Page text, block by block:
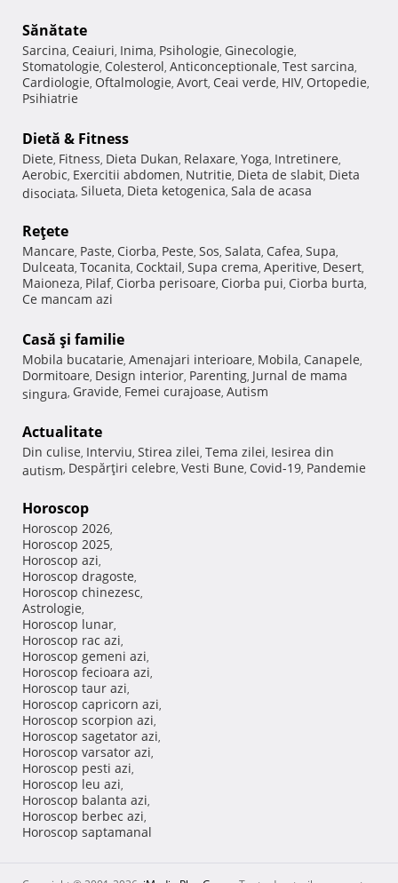
Sănătate
Sarcina, Ceaiuri, Inima, Psihologie, Ginecologie,
Stomatologie, Colesterol, Anticonceptionale, Test sarcina,
Cardiologie, Oftalmologie, Avort, Ceai verde, HIV, Ortopedie,
Psihiatrie
Dietă & Fitness
Diete, Fitness, Dieta Dukan, Relaxare, Yoga, Intretinere,
Aerobic, Exercitii abdomen, Nutritie, Dieta de slabit, Dieta
disociata, Silueta, Dieta ketogenica, Sala de acasa
Reţete
Mancare, Paste, Ciorba, Peste, Sos, Salata, Cafea, Supa,
Dulceata, Tocanita, Cocktail, Supa crema, Aperitive, Desert,
Maioneza, Pilaf, Ciorba perisoare, Ciorba pui, Ciorba burta,
Ce mancam azi
Casă şi familie
Mobila bucatarie, Amenajari interioare, Mobila, Canapele,
Dormitoare, Design interior, Parenting, Jurnal de mama
singura, Gravide, Femei curajoase, Autism
Actualitate
Din culise, Interviu, Stirea zilei, Tema zilei, Iesirea din
autism, Despărţiri celebre, Vesti Bune, Covid-19, Pandemie
Horoscop
Horoscop 2026,
Horoscop 2025,
Horoscop azi,
Horoscop dragoste,
Horoscop chinezesc,
Astrologie,
Horoscop lunar,
Horoscop rac azi,
Horoscop gemeni azi,
Horoscop fecioara azi,
Horoscop taur azi,
Horoscop capricorn azi,
Horoscop scorpion azi,
Horoscop sagetator azi,
Horoscop varsator azi,
Horoscop pesti azi,
Horoscop leu azi,
Horoscop balanta azi,
Horoscop berbec azi,
Horoscop saptamanal